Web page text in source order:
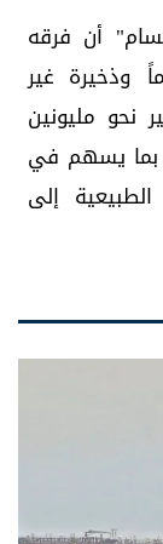
أن فرقه
بدء عملها هناك 9744 لغماً وذخيرة غير
نحو مليونين
بما يسهم في
إلى